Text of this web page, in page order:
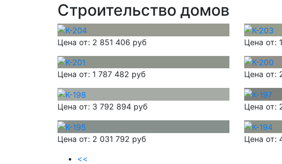
Строительство домов
Цена от: 2 851 406 руб Цена от:
Цена от: 1 787 482 руб Цена от:
Цена от: 3 792 894 руб Цена от:
Цена от: 2 031 792 руб Цена от:
<<